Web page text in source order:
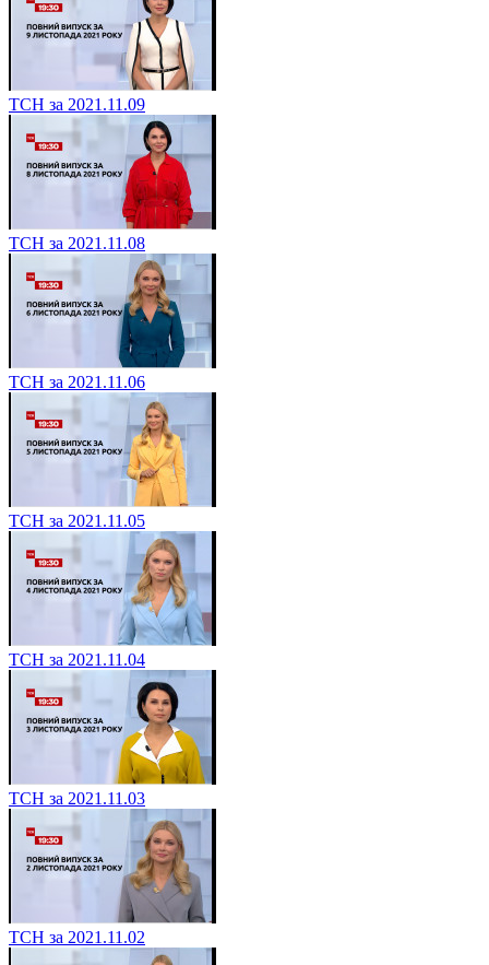
ТСН за 2021.11.09
ТСН за 2021.11.08
ТСН за 2021.11.06
ТСН за 2021.11.05
ТСН за 2021.11.04
ТСН за 2021.11.03
ТСН за 2021.11.02